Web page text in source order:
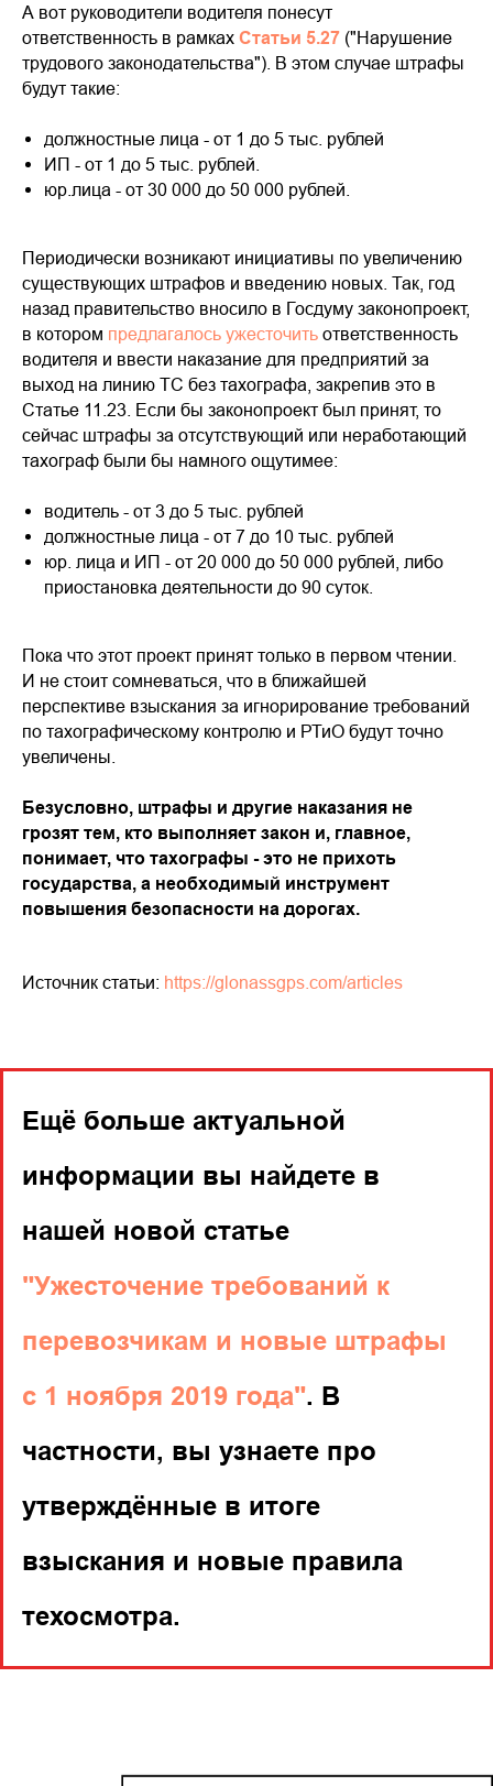
А вот руководители водителя понесут
ответственность в рамках Статьи 5.27 ("Нарушение
трудового законодательства"). В этом случае штрафы
будут такие:
должностные лица - от 1 до 5 тыс. рублей
ИП - от 1 до 5 тыс. рублей.
юр.лица - от 30 000 до 50 000 рублей.
Периодически возникают инициативы по увеличению
существующих штрафов и введению новых. Так, год
назад правительство вносило в Госдуму законопроект,
в котором предлагалось ужесточить ответственность
водителя и ввести наказание для предприятий за
выход на линию ТС без тахографа, закрепив это в
Статье 11.23. Если бы законопроект был принят, то
сейчас штрафы за отсутствующий или неработающий
тахограф были бы намного ощутимее:
водитель - от 3 до 5 тыс. рублей
должностные лица - от 7 до 10 тыс. рублей
юр. лица и ИП - от 20 000 до 50 000 рублей, либо
приостановка деятельности до 90 суток.
Пока что этот проект принят только в первом чтении.
И не стоит сомневаться, что в ближайшей
перспективе взыскания за игнорирование требований
по тахографическому контролю и РТиО будут точно
увеличены.
Безусловно, штрафы и другие наказания не
грозят тем, кто выполняет закон и, главное,
понимает, что тахографы - это не прихоть
государства, а необходимый инструмент
повышения безопасности на дорогах.
Источник статьи: https://glonassgps.com/articles
Ещё больше актуальной
информации вы найдете в
нашей новой статье
"Ужесточение требований к
перевозчикам и новые штрафы
с 1 ноября 2019 года". В
частности, вы узнаете про
утверждённые в итоге
взыскания и новые правила
техосмотра.